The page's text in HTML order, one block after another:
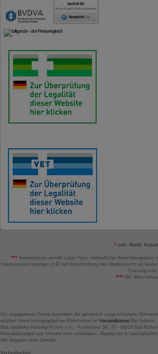
* inkl. MwSt.
*** Verkaufspreis gemäß Lauer-Taxe; verbindlicher
Krankenversicherungen (z.B. bei Verschreibung des Medikaments an
Fassung
**** BK:
Die angegebenen Preise beinhalten die gesetzlich vorgeschriebene
erhöhte Versicherungsgebühren Mehrkosten an Versandkosten Bei
Bad Apotheke Henning Fichter e.K. - Frankfurter Str. 27 - 49214 Bad
Preisänderungen und Irrtümer sind vorbehalten. Abgabe nur in
Alle Angaben ohne Gewähr.